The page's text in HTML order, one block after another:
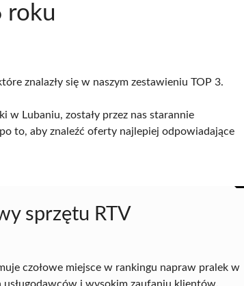
roku
znalazły się w naszym zestawieniu TOP 3.
Lubaniu, zostały przez nas starannie
to, aby znaleźć oferty najlepiej odpowiadające
sprzętu RTV
czołowe miejsce w rankingu napraw pralek w
i wysokim zaufaniu klientów.